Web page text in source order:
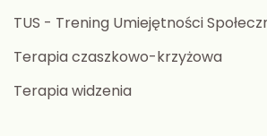
TUS - Trening Umiejętności
Terapia czaszkowo-krzyżowa
Terapia widzenia